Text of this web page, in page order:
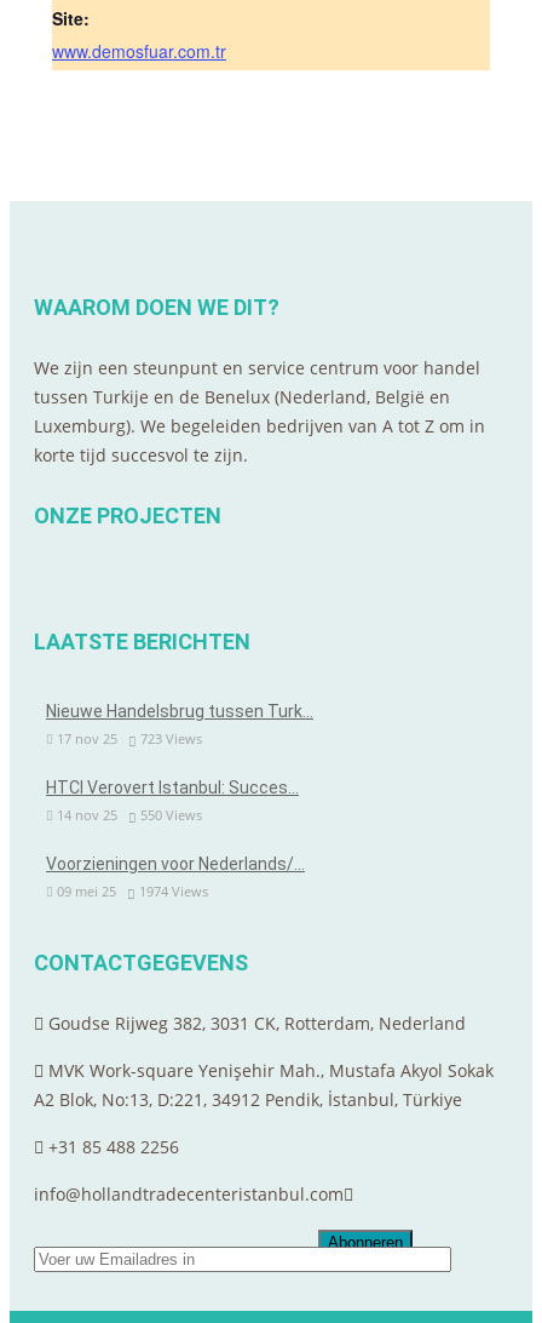
Site:
www.demosfuar.com.tr
WAAROM DOEN WE DIT?
We zijn een steunpunt en service centrum voor handel
tussen Turkije en de Benelux (Nederland, België en
Luxemburg). We begeleiden bedrijven van A tot Z om in
korte tijd succesvol te zijn.
ONZE PROJECTEN
LAATSTE BERICHTEN
Nieuwe Handelsbrug tussen Turk…
17 nov 25 723 Views
HTCI Verovert Istanbul: Succes…
14 nov 25 550 Views
Voorzieningen voor Nederlands/…
09 mei 25 1974 Views
CONTACTGEGEVENS
Goudse Rijweg 382, 3031 CK, Rotterdam, Nederland
MVK Work-square Yenişehir Mah., Mustafa Akyol Sokak
A2 Blok, No:13, D:221, 34912 Pendik, İstanbul, Türkiye
+31 85 488 2256
info@hollandtradecenteristanbul.com